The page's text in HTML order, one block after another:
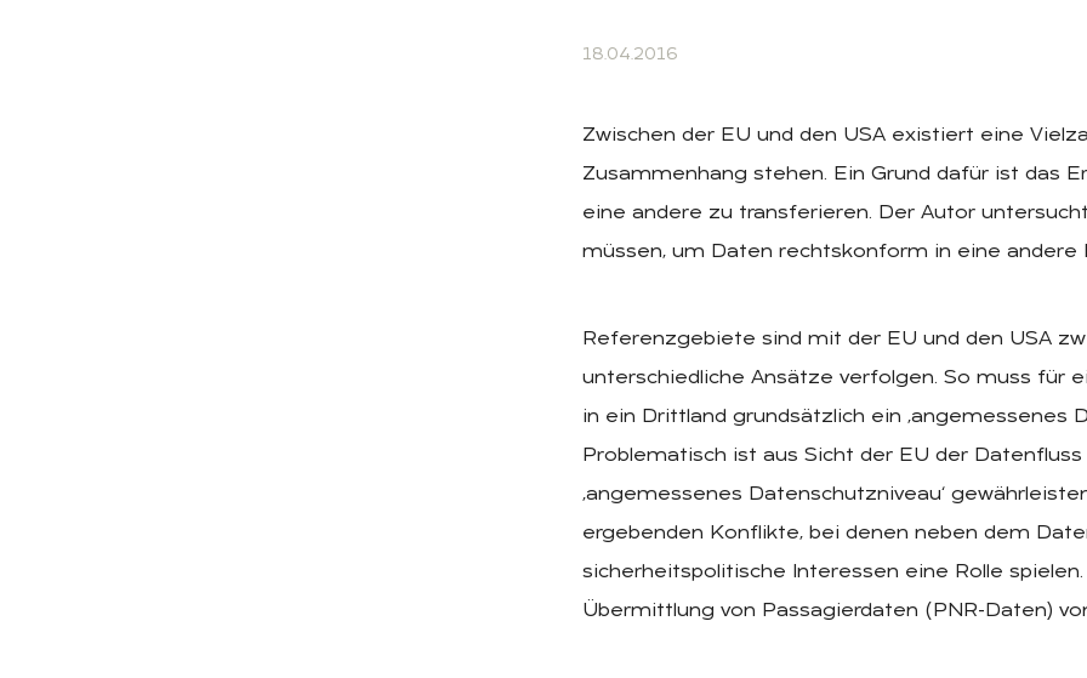
18.04.2016
Zwischen der EU und den USA existiert eine
Zusammenhang stehen. Ein Grund dafür ist das
eine andere zu transferieren. Der Autor
müssen, um Daten rechtskonform in eine andere
Referenzgebiete sind mit der EU und den USA
unterschiedliche Ansätze verfolgen. So muss für
in ein Drittland grundsätzlich ein ‚angemessenes
Problematisch ist aus Sicht der EU der
‚angemessenes Datenschutzniveau‘
ergebenden Konflikte, bei denen neben dem
sicherheitspolitische Interessen eine Rolle
Übermittlung von Passagierdaten (PNR-Daten)